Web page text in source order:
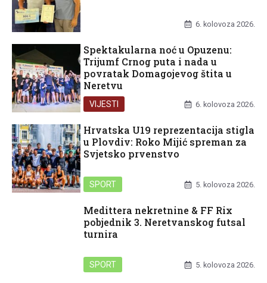
6. kolovoza 2026.
Spektakularna noć u Opuzenu:
Trijumf Crnog puta i nada u
povratak Domagojevog štita u
Neretvu
VIJESTI 6. kolovoza 2026.
Hrvatska U19 reprezentacija stigla
u Plovdiv: Roko Mijić spreman za
Svjetsko prvenstvo
SPORT 5. kolovoza 2026.
Medittera nekretnine & FF Rix
pobjednik 3. Neretvanskog futsal
turnira
SPORT 5. kolovoza 2026.